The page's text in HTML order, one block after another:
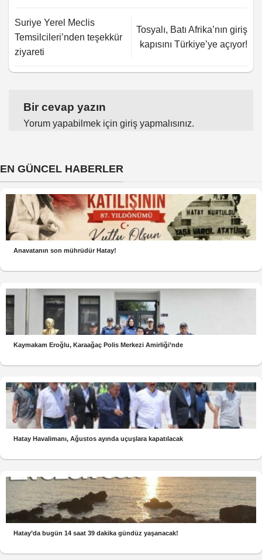
Suriye Yerel Meclis
Temsilcileri’nden teşekkür
ziyareti
Tosyalı, Batı Afrika’nın giriş
kapısını Türkiye’ye açıyor!
Bir cevap yazın
Yorum yapabilmek için giriş yapmalısınız.
EN GÜNCEL HABERLER
Anavatanın son mührüdür Hatay!
Kaymakam Eroğlu, Karaağaç Polis Merkezi Amirliği’nde
Hatay Havalimanı, Ağustos ayında uçuşlara kapatılacak
Hatay’da bugün 14 saat 39 dakika gündüz yaşanacak!